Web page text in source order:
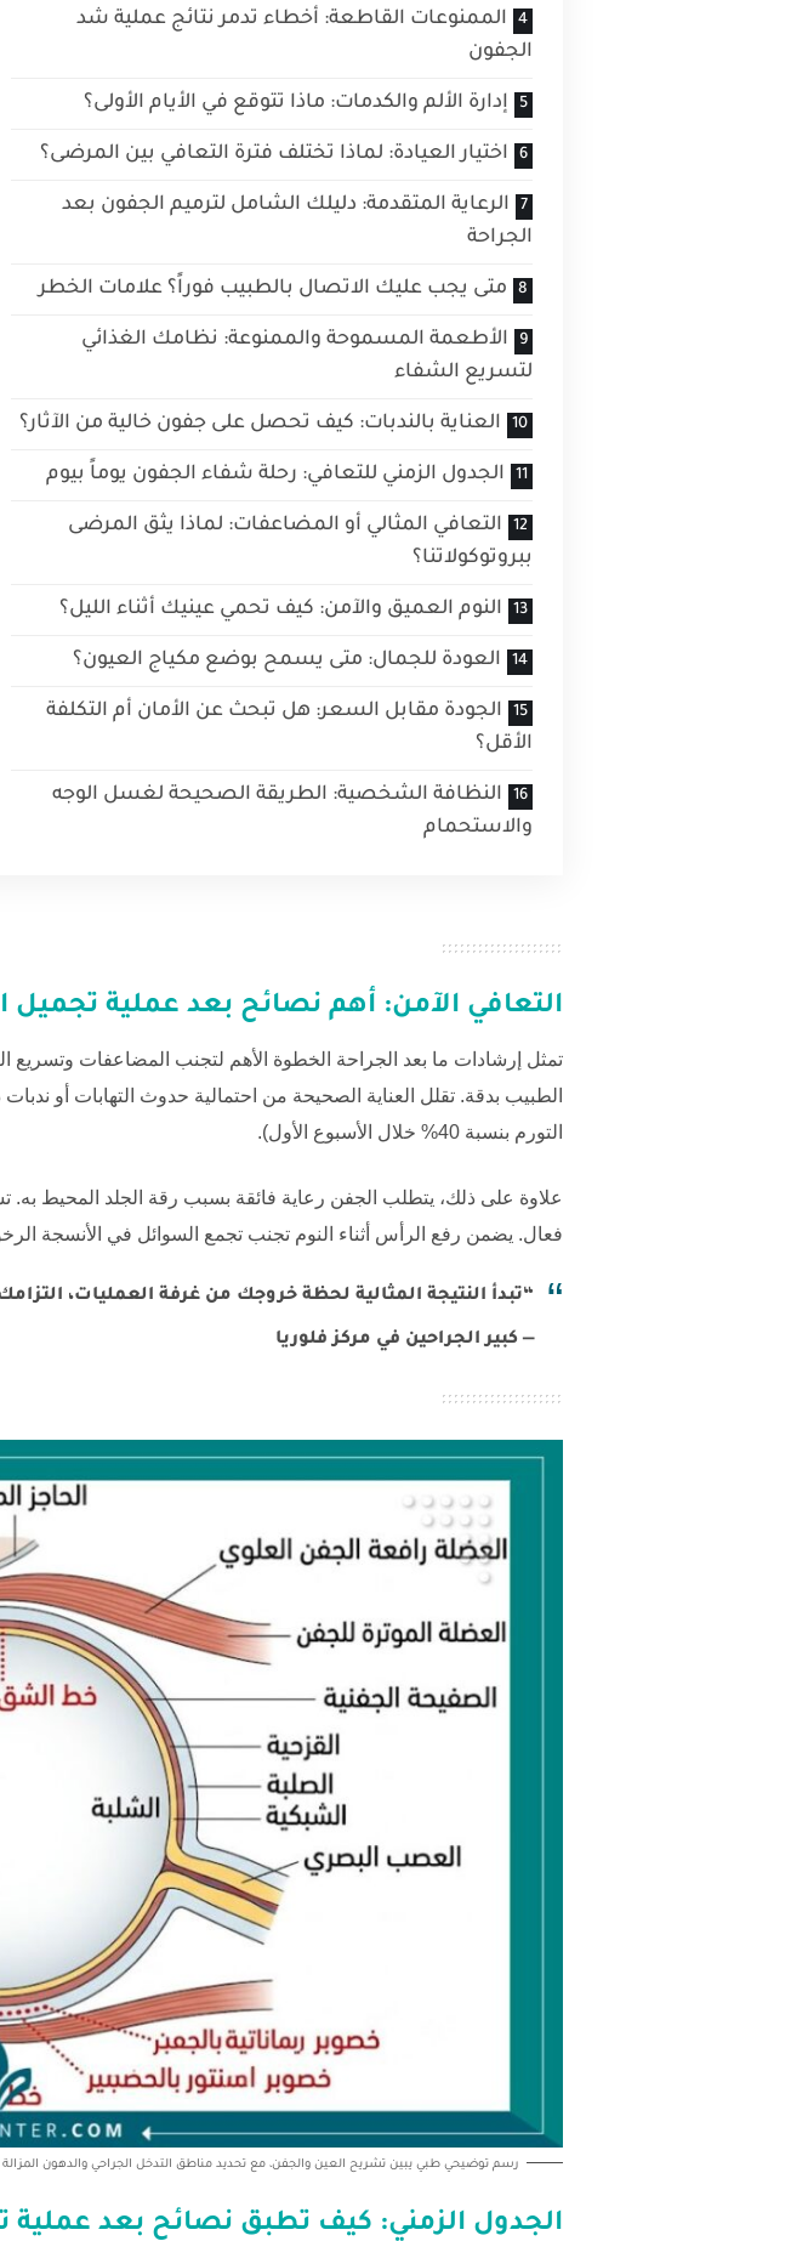
الممنوعات القاطعة: أخطاء تدمر نتائج عملية شد
الجفون
إدارة الألم والكدمات: ماذا تتوقع في الأيام الأولى؟
اختيار العيادة: لماذا تختلف فترة التعافي بين المرضى؟
الرعاية المتقدمة: دليلك الشامل لترميم الجفون بعد
الجراحة
متى يجب عليك الاتصال بالطبيب فوراً؟ علامات الخطر
الأطعمة المسموحة والممنوعة: نظامك الغذائي
لتسريع الشفاء
العناية بالندبات: كيف تحصل على جفون خالية من الآثار؟
الجدول الزمني للتعافي: رحلة شفاء الجفون يوماً بيوم
التعافي المثالي أو المضاعفات: لماذا يثق المرضى
ببروتوكولاتنا؟
النوم العميق والآمن: كيف تحمي عينيك أثناء الليل؟
العودة للجمال: متى يسمح بوضع مكياج العيون؟
الجودة مقابل السعر: هل تبحث عن الأمان أم التكلفة
الأقل؟
النظافة الشخصية: الطريقة الصحيحة لغسل الوجه
والاستحمام
التعافي الآمن: أهم نصائح بعد عملية تجميل
تمثل إرشادات ما بعد الجراحة الخطوة الأهم لتجنب المضاعفات وتسريع
الطبيب بدقة. تقلل العناية الصحيحة من احتمالية حدوث التهابات أو
التورم بنسبة 40% خلال الأسبوع الأول).
علاوة على ذلك، يتطلب الجفن رعاية فائقة بسبب رقة الجلد المحيط به.
فعال. يضمن رفع الرأس أثناء النوم تجنب تجمع السوائل في الأنسجة
“تبدأ النتيجة المثالية لحظة خروجك من غرفة العمليات،
— كبير الجراحين في مركز فلوريا
رسم توضيحي طبي يبين تشريح العين والجفن، مع تحديد مناطق التدخل الجراحي والدهون
الجدول الزمني: كيف تطبق نصائح بعد عملية